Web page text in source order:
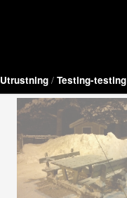
Utrustning / Testing-testing